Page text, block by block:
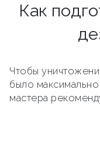
Как
Чтобы
было
мастера